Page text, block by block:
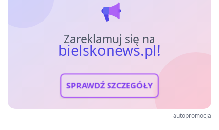
Zareklamuj się na
bielskonews.pl!
SPRAWDŹ SZCZEGÓŁY
autopromocja